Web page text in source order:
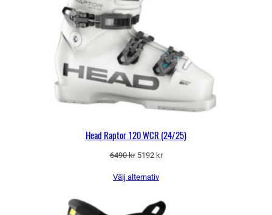
Head Raptor 120 WCR (24/25)
6490kr Det
priset
6490 kr.
5192 krDet
5192 kr.
Välj alternativ